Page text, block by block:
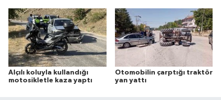
Alçılı koluyla kullandığı
motosikletle kaza yaptı
Otomobilin çarptığı traktör
yan yattı